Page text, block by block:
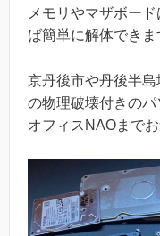
メモリやマザボー
ば簡単に解体できま
京丹後市や丹後半
の物理破壊付きの
オフィスNAOまで